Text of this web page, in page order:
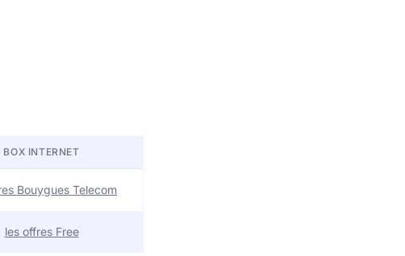
BOX INTERNET
Bouygues Telecom
les offres Free